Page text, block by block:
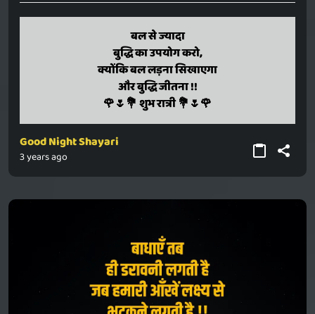
बल से ज्यादा
बुद्धि का उपयोग करो,
क्योंकि बल लड़ना सिखाएगा
और बुद्धि जीतना !!
🌹🌷💐 शुभ रात्री 💐🌷🌹
bal se jyaada
buddhi ka upayog karo,
kyonki bal ladana sikhaega
aur buddhi jitana !!
🌹🌷💐 shubh raatri 💐🌷🌹
Good Night Shayari
3 years ago